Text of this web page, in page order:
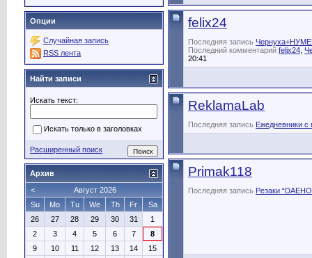
felix24
Последняя запись
Последний комментарий felix24
20:41
ReklamaLab
Последняя запись Ежедневники с
Primak118
Последняя запись Резаки
Опции
Случайная запись
RSS лента
Найти записи
Искать текст:
Искать только в заголовках
Расширенный поиск
Архив
<
Август 2026
Su
Mo Tu We Th Fr
Sa
26
27 28 29 30 31
1
2
3 4 5 6 7
8
9
10 11 12 13 14
15